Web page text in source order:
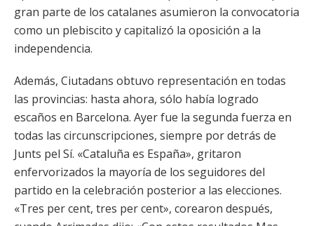
gran parte de los catalanes asumieron la convocatoria
como un plebiscito y capitalizó la oposición a la
independencia.
Además, Ciutadans obtuvo representación en todas
las provincias: hasta ahora, sólo había logrado
escaños en Barcelona. Ayer fue la segunda fuerza en
todas las circunscripciones, siempre por detrás de
Junts pel Sí. «Cataluña es España», gritaron
enfervorizados la mayoría de los seguidores del
partido en la celebración posterior a las elecciones.
«Tres per cent, tres per cent», corearon después,